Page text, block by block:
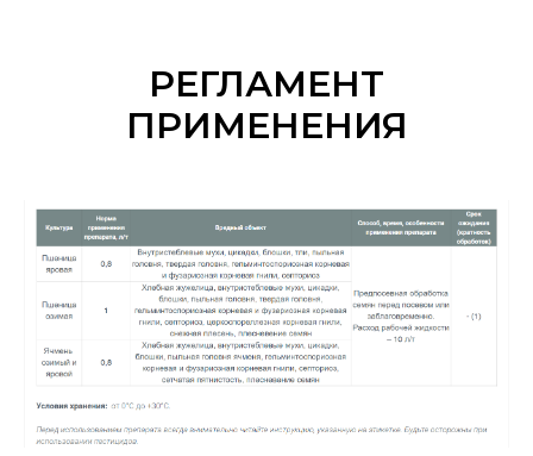
РЕГЛАМЕНТ
ПРИМЕНЕНИЯ